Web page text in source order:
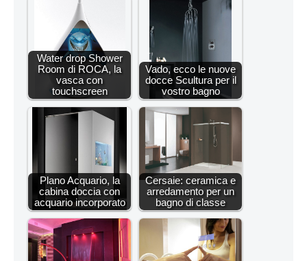
Water drop Shower
Room di ROCA, la
vasca con
touchscreen
Vado, ecco le nuove
docce Scultura per il
vostro bagno
Plano Acquario, la
cabina doccia con
acquario incorporato
Cersaie: ceramica e
arredamento per un
bagno di classe